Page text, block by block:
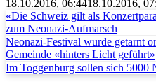
18.10.2016, 06:4418.10.2016,
«Die Schweiz gilt als
zum Neonazi-Aufmarsch
Neonazi-Festival wurde getarnt
Gemeinde «hinters Licht geführt»
Im Toggenburg sollen sich 5000